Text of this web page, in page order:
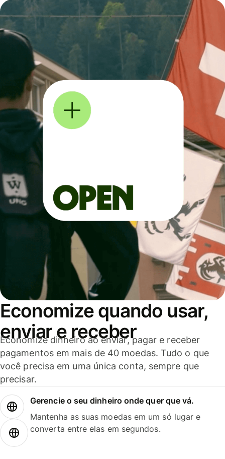
Economize quando usar,
enviar e receber
Economize dinheiro ao enviar, pagar e receber
pagamentos em mais de 40 moedas. Tudo o que
você precisa em uma única conta, sempre que
precisar.
Gerencie o seu dinheiro onde quer que vá.
Mantenha as suas moedas em um só lugar e
converta entre elas em segundos.